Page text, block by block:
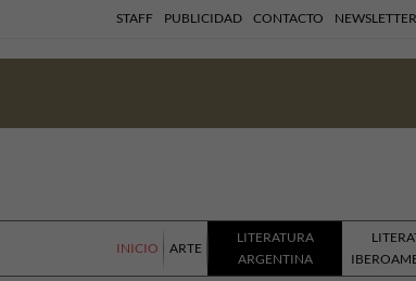
STAFF PUBLICIDAD CONTACTO NEWSLETTER
INICIO ARTE
LITERATURA
ARGENTINA